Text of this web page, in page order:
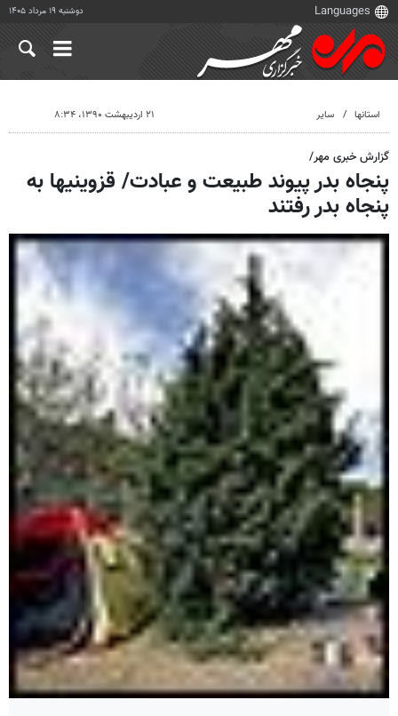
دوشنبه ۱۹ مرداد ۱۴۰۵
استانها سایر ۲۱ اردیبهشت ۱۳۹۰، ۸:۳۴
گزارش خبری مهر/
پنجاه بدر پیوند طبیعت و عبادت/ قزوینیها به
پنجاه بدر رفتند